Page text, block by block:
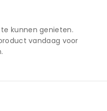
kunnen genieten.
vandaag voor